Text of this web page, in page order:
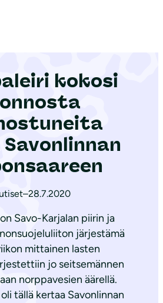
kokosi
–28.7.2020
Savo-Karjalan piirin ja
järjestämä
mittainen lasten
jo seitsemännen
norppavesien äärellä.
tällä kertaa Savonlinnan